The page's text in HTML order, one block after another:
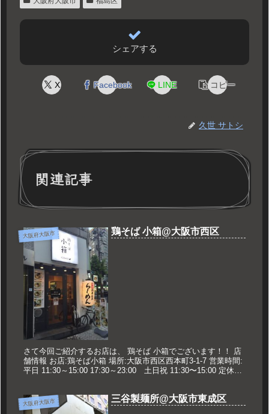
シェアする
X Facebook LINE コピー
久世 サトシ
関連記事
大阪府大阪市 鶏そば 小箱@大阪市西区
さて今回ご紹介するお店は、 鶏そば 小箱でございます！！ 店
舗情報 お店:鶏そば小箱 場所:大阪市西区西本町3-1-7 営業時間:
平日 11:30～15:00 17:30～23:00 土日祝 11:30〜15:00 定休日:
大阪府大阪市 三谷製麺所@大阪市東成区